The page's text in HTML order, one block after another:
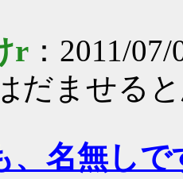
r ：2011/
だませる
、名無しで